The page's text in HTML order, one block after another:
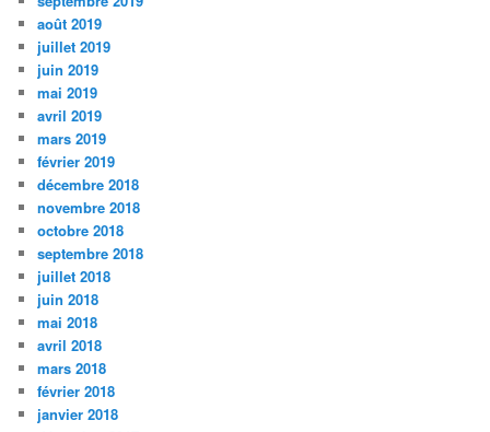
août 2019
juillet 2019
juin 2019
mai 2019
avril 2019
mars 2019
février 2019
décembre 2018
novembre 2018
octobre 2018
septembre 2018
juillet 2018
juin 2018
mai 2018
avril 2018
mars 2018
février 2018
janvier 2018